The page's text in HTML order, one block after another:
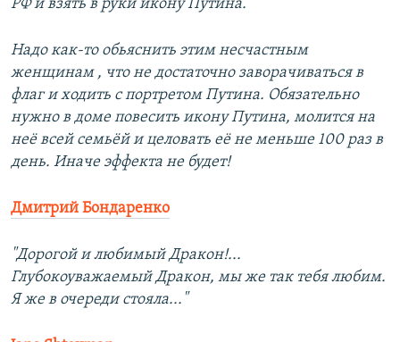
РФ и взять в руки икону Путина.
Надо как-то обьяснить этим несчастным
женщинам , что не достаточно заворачиваться в
флаг и ходить с портретом Путина. Обязательно
нужно в доме повесить икону Путина, молится на
неё всей семьёй и целовать её не меньше 100 раз в
день. Иначе эффекта не будет!
Дмитрий Бондаренко
"Дорогой и любимый Дракон!...
Глубокоуважаемый Дракон, мы же так тебя любим.
Я же в очереди стояла..."